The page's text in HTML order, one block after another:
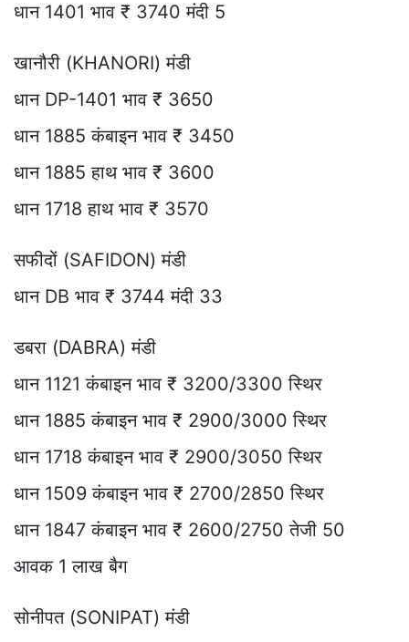
धान 1401 भाव ₹ 3740 मंदी 5
खानौरी (KHANORI) मंडी
धान DP-1401 भाव ₹ 3650
धान 1885 कंबाइन भाव ₹ 3450
धान 1885 हाथ भाव ₹ 3600
धान 1718 हाथ भाव ₹ 3570
सफीदों (SAFIDON) मंडी
धान DB भाव ₹ 3744 मंदी 33
डबरा (DABRA) मंडी
धान 1121 कंबाइन भाव ₹ 3200/3300 स्थिर
धान 1885 कंबाइन भाव ₹ 2900/3000 स्थिर
धान 1718 कंबाइन भाव ₹ 2900/3050 स्थिर
धान 1509 कंबाइन भाव ₹ 2700/2850 स्थिर
धान 1847 कंबाइन भाव ₹ 2600/2750 तेजी 50
आवक 1 लाख बैग
सोनीपत (SONIPAT) मंडी